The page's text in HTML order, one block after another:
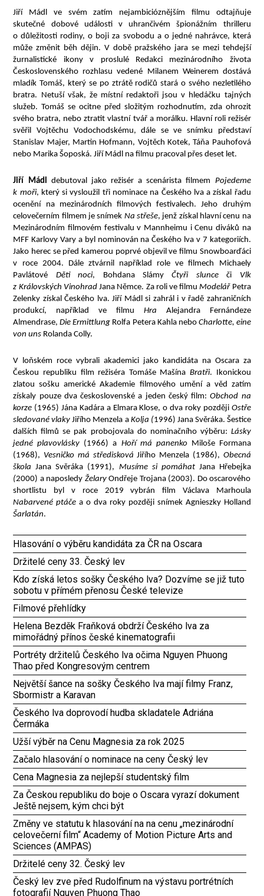
Jiří Mádl ve svém zatím nejambicióznějším filmu odtajňuje
skutečné dobové události v uhrančivém špionážním thrilleru
o důležitosti rodiny, o boji za svobodu a o jedné nahrávce, která
může změnit běh dějin. V době pražského jara se mezi tehdejší
žurnalistické ikony v proslulé Redakci mezinárodního života
Československého rozhlasu vedené Milanem Weinerem dostává
mladík Tomáš, který se po ztrátě rodičů stará o svého nezletilého
bratra. Netuší však, že místní redaktoři jsou v hledáčku tajných
služeb. Tomáš se ocitne před složitým rozhodnutím, zda ohrozit
svého bratra, nebo ztratit vlastní tvář a morálku. Hlavní roli režisér
svěřil Vojtěchu Vodochodskému, dále se ve snímku představí
Stanislav Majer, Martin Hofmann, Vojtěch Kotek, Táňa Pauhofová
nebo Marika Šoposká. Jiří Mádl na filmu pracoval přes deset let.
Jiří Mádl debutoval jako režisér a scenárista filmem Pojedeme
k moři, který si vysloužil tři nominace na Českého lva a získal řadu
ocenění na mezinárodních filmových festivalech. Jeho druhým
celovečerním filmem je snímek Na střeše, jenž získal hlavní cenu na
Mezinárodním filmovém festivalu v Mannheimu i Cenu diváků na
MFF Karlovy Vary a byl nominován na Českého lva v 7 kategoriích.
Jako herec se před kamerou poprvé objevil ve filmu Snowboarďáci
v roce 2004. Dále ztvárnil například role ve filmech Michaely
Pavlátové Děti noci, Bohdana SlámyČtyři slunceči Vlk
z Královských VinohradJana Němce. Za roli ve filmuModelář Petra
Zelenky získal Českého lva. Jiří Mádl si zahrál i v řadě zahraničních
produkcí, například ve filmu Hra Alejandra Fernándeze
Almendrase,Die Ermittlung Rolfa Petera Kahla nebo Charlotte, eine
von uns Rolanda Colly.
V loňském roce vybrali akademici jako kandidáta na Oscara za
Českou republiku film režiséra Tomáše Mašína Bratři. Ikonickou
zlatou sošku americké Akademie filmového umění a věd zatím
získaly pouze dva československé a jeden český film:Obchod na
korze (1965) Jána Kadára a Elmara Klose, o dva roky později Ostře
sledované vlaky Jiřího Menzela a Kolja (1996) Jana Svěráka. Šestice
dalších filmů se pak probojovala do nominačního výběru: Lásky
jedné plavovlásky (1966) a Hoří má panenkoMiloše Formana
(1968), Vesničko má středisková Jiřího Menzela (1986), Obecná
škola Jana Svěráka (1991), Musíme si pomáhat Jana Hřebejka
(2000) a naposledy ŽelaryOndřeje Trojana (2003). Do oscarového
shortlistu byl v roce 2019 vybrán film Václava Marhoula
Nabarvené ptáče a o dva roky později snímek Agnieszky Holland
Šarlatán.
Hlasování o výběru kandidáta za ČR na Oscara
Držitelé ceny 33. Český lev
Kdo získá letos sošky Českého lva? Dozvíme se již tuto
sobotu v přímém přenosu České televize
Filmové přehlídky
Helena Bezděk Fraňková obdrží Českého lva za
mimořádný přínos české kinematografii
Portréty držitelů Českého lva očima Nguyen Phuong
Thao před Kongresovým centrem
Největší šance na sošky Českého lva mají filmy Franz,
Sbormistr a Karavan
Českého lva doprovodí hudba skladatele Adriána
Čermáka
Užší výběr na Cenu Magnesia za rok 2025
Začalo hlasování o nominace na ceny Český lev
Cena Magnesia za nejlepší studentský film
Za Českou republiku do boje o Oscara vyrazí dokument
Ještě nejsem, kým chci být
Změny ve statutu k hlasování na na cenu „mezinárodní
celovečerní film“ Academy of Motion Picture Arts and
Sciences (AMPAS)
Držitelé ceny 32. Český lev
Český lev zve před Rudolfinum na výstavu portrétních
fotografií Nguyen Phuong Thao